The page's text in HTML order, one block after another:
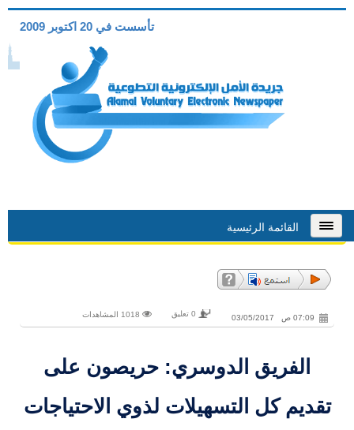
تأسست في 20 اكتوبر 2009
القائمة الرئيسية
07:09 ص 03/05/2017 0 تعليق
الفريق الدوسري: حريصون على
تقديم كل التسهيلات لذوي الاحتياجات